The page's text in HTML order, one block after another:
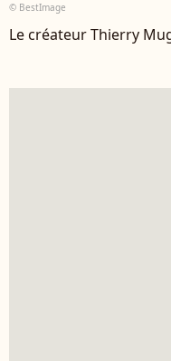
© BestImage
Le créateur Thierry